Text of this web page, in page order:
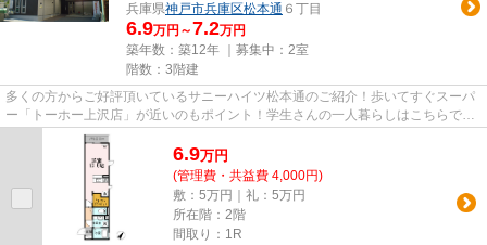
兵庫県神戸市兵庫区松本通 ６丁目
6.9万円～7.2万円
築年数：築12年 ｜募集中： 2室
階数：3階建
多くの方からご好評頂いているサニーハイツ松本通のご紹介！歩いてすぐスーパ
ー「トーホー上沢店」が近いのもポイント！学生さんの一人暮らしはこちらで始
めてみてはいかがでしょうか◎...
6.9万円
(管理費・共益費 4,000円)
敷：5万円｜礼：5万円
所在階：2階
間取り：1R